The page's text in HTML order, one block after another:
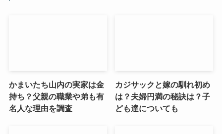
かまいたち山内の実家は金
持ち？父親の職業や弟も有
名人な理由を調査
カジサックと嫁の馴れ初め
は？夫婦円満の秘訣は？子
ども達についても